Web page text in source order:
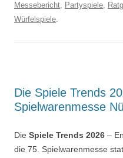
Messebericht, Partyspiele,
Würfelspiele.
Die Spiele Trends
Spielwarenmesse
Die Spiele Trends 2026 –
die 75. Spielwarenmesse